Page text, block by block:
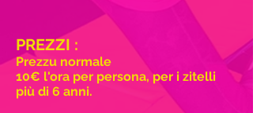
PREZZI :
Prezzu normale
10€ l'ora per persona, per i zitelli
più di 6 anni.